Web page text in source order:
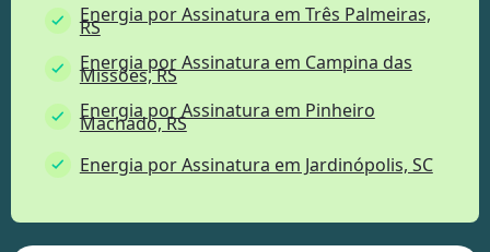
Energia por Assinatura em Três Palmeiras,
RS
Energia por Assinatura em Campina das
Missões, RS
Energia por Assinatura em Pinheiro
Machado, RS
Energia por Assinatura em Jardinópolis, SC